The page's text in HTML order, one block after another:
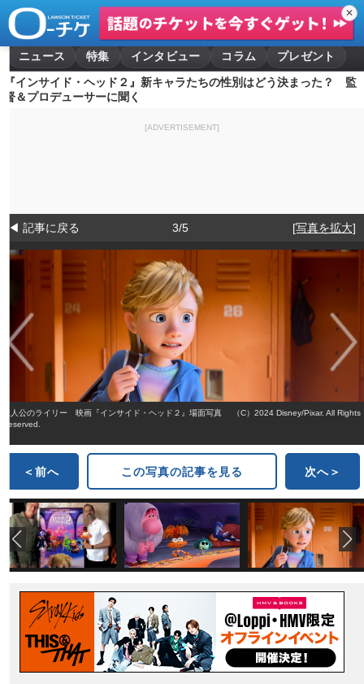
✕
ニュース 特集 インタビュー コラム
プレゼント
『インサイド・ヘッド２』新キャラたちの性別はどう決まった？ 監
督＆プロデューサーに聞く
[ADVERTISEMENT]
◀ 記事に戻る 3/5 [写真を拡大]
主人公のライリー 映画『インサイド・ヘッド２』場面写真 （C）2024 Disney/Pixar. All Rights
Reserved.
＜前へ この写真の記事を見る 次へ＞